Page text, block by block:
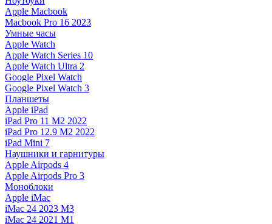
Apple Macbook
Macbook Pro 16 2023
Умные часы
Apple Watch
Apple Watch Series 10
Apple Watch Ultra 2
Google Pixel Watch
Google Pixel Watch 3
Планшеты
Apple iPad
iPad Pro 11 M2 2022
iPad Pro 12.9 M2 2022
iPad Mini 7
Наушники и гарнитуры
Apple Airpods 4
Apple Airpods Pro 3
Моноблоки
Apple iMac
iMac 24 2023 M3
iMac 24 2021 M1